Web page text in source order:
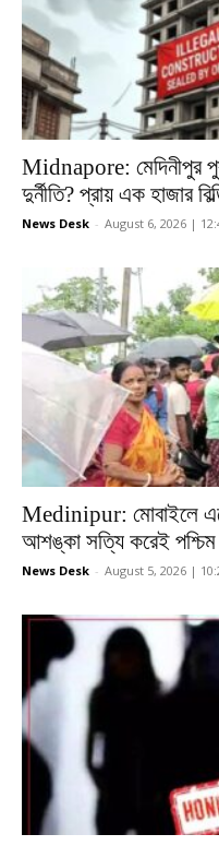
Midnapore: মেদিনীপুর
দুর্নীতি? প্রায় এক হাজার
News Desk - August 6, 2026 |
Medinipur: মোবাইলে
আশঙ্কা সত্যি করেই পশ্চিম
News Desk - August 5, 2026 |